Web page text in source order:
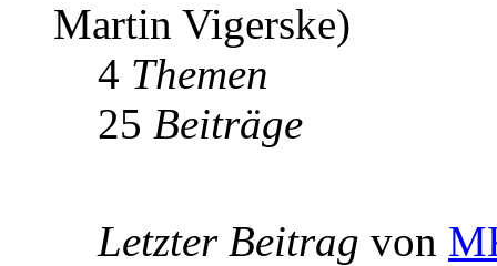
Martin Vigerske)
4 Themen
25 Beiträge
Letzter Beitrag von